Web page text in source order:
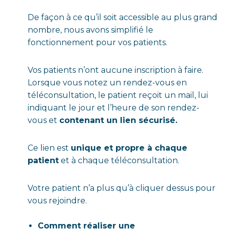
De façon à ce qu’il soit accessible au plus grand
nombre, nous avons simplifié le
fonctionnement pour vos patients.
Vos patients n’ont aucune inscription à faire.
Lorsque vous notez un rendez-vous en
téléconsultation, le patient reçoit un mail, lui
indiquant le jour et l’heure de son rendez-
vous et contenant un lien sécurisé.
Ce lien est unique et propre à chaque
patient et à chaque téléconsultation.
Votre patient n’a plus qu’à cliquer dessus pour
vous rejoindre.
Comment réaliser une